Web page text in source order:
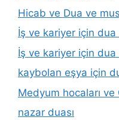
Hicab ve Dua ve
İş ve kariyer için dua
İş ve kariyer için dua
kaybolan eşya için
Medyum hocaları ve
nazar duası